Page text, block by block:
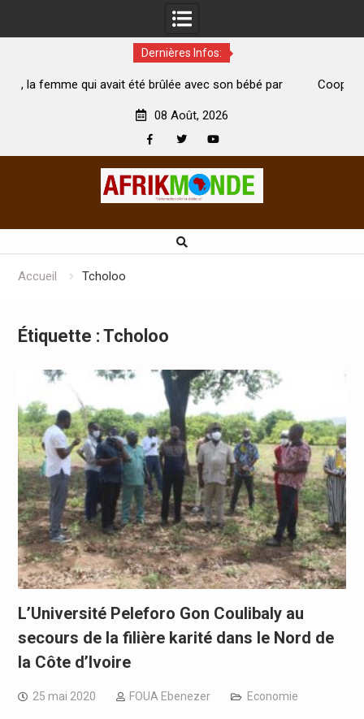
Dernières Infos:
été brûlée avec son bébé par
Coopération: Le ministre
08 Août, 2026
Accueil Tcholoo
Étiquette : Tcholoo
L’Université Peleforo Gon Coulibaly au
secours de la filière karité dans le Nord de
la Côte d’Ivoire
25 mai 2020 FOUA Ebenezer Economie